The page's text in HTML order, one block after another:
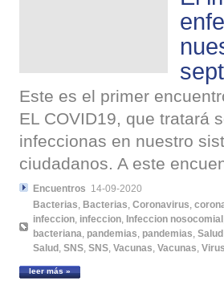
Este es el primer
EL COVID19, que tratará
infeccionas en nuestro
ciudadanos. A este
Encuentros 14-09-2020
Bacterias, Bacterias, Coronavirus,
infeccion, infeccion, Infeccion nosocomial
bacteriana, pandemias, pandemias,
Salud , SNS, SNS, Vacunas, Vacunas, Virus
leer más »